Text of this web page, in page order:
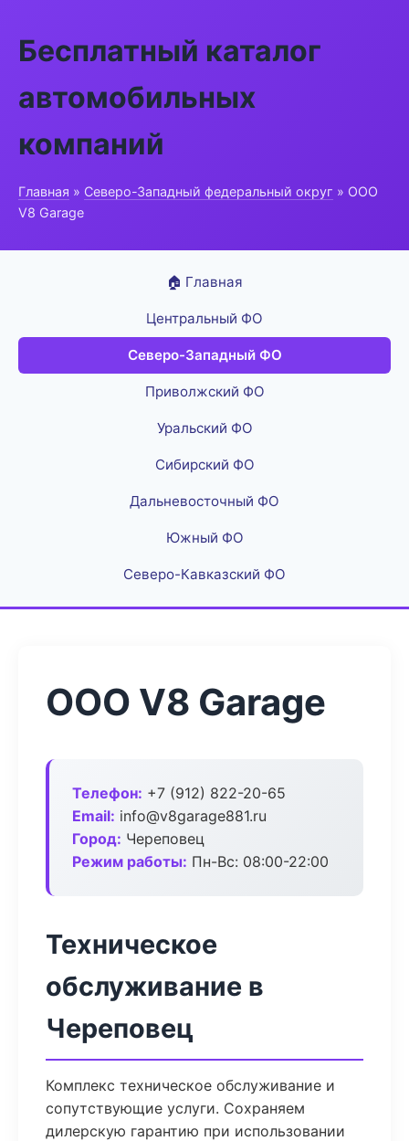
Бесплатный каталог
автомобильных
компаний
Главная » Северо-Западный федеральный округ » ООО
V8 Garage
🏠 Главная
Центральный ФО
Северо-Западный ФО
Приволжский ФО
Уральский ФО
Сибирский ФО
Дальневосточный ФО
Южный ФО
Северо-Кавказский ФО
ООО V8 Garage
Телефон: +7 (912) 822-20-65
Email: info@v8garage881.ru
Город: Череповец
Режим работы: Пн-Вс: 08:00-22:00
Техническое
обслуживание в
Череповец
Комплекс техническое обслуживание и
сопутствующие услуги. Сохраняем
дилерскую гарантию при использовании